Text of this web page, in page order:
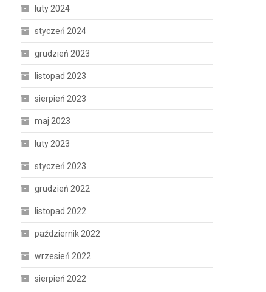
luty 2024
styczeń 2024
grudzień 2023
listopad 2023
sierpień 2023
maj 2023
luty 2023
styczeń 2023
grudzień 2022
listopad 2022
październik 2022
wrzesień 2022
sierpień 2022